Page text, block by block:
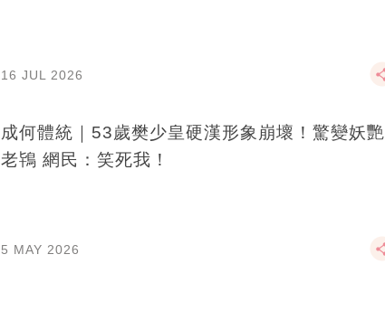
16 JUL 2026
成何體統｜53歲樊少皇硬漢形象崩壞！驚變妖艷
老鴇 網民：笑死我！
5 MAY 2026